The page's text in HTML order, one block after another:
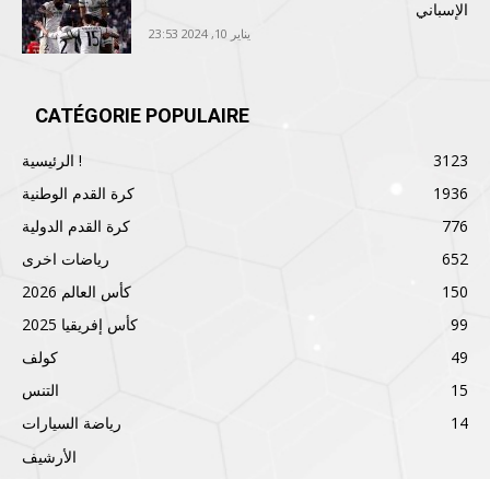
الإسباني
يناير 10, 2024 23:53
CATÉGORIE POPULAIRE
الرئيسية !
3123
كرة القدم الوطنية
1936
كرة القدم الدولية
776
رياضات اخرى
652
كأس العالم 2026
150
كأس إفريقيا 2025
99
كولف
49
التنس
15
رياضة السيارات
14
الأرشيف